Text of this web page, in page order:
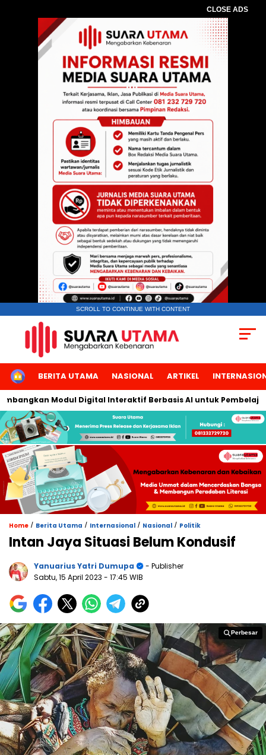
CLOSE ADS
SCROLL TO CONTINUE WITH CONTENT
HOMEBERITA UTAMA NASIONAL ARTIKEL
Modul Digital Interaktif Berbasis AI untuk Pembelajaran
Home / Berita Utama / Internasional / Nasional / Politik
Intan Jaya Situasi Belum Kondusif
Yanuarius Yatri Dumupa
- Publisher
Sabtu, 15 April 2023 - 17:45 WIB
Perbesar
Perbesar